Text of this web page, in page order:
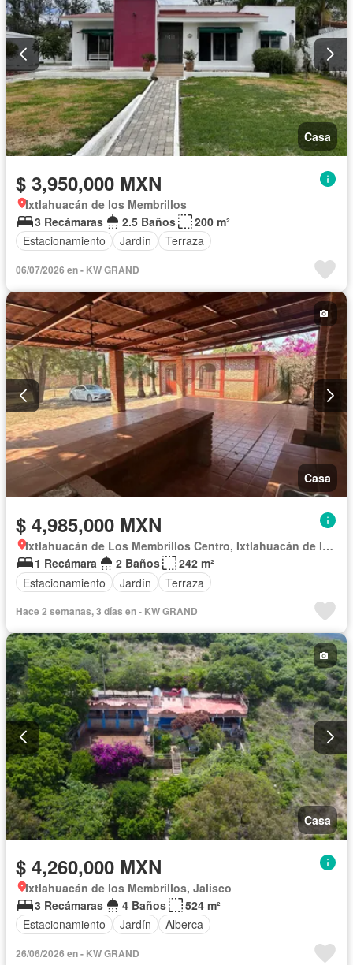
Casa
$ 3,950,000 MXN
Ixtlahuacán de los Membrillos
3 Recámaras
2.5 Baños
200 m²
Estacionamiento
Jardín Terraza
06/07/2026 en - KW GRAND
Casa
$ 4,985,000 MXN
Ixtlahuacán de Los Membrillos Centro, Ixtlahuacán de los Membrillos
1 Recámara
2 Baños
242 m²
Estacionamiento
Jardín Terraza
Hace 2 semanas, 3 días en - KW GRAND
Casa
$ 4,260,000 MXN
Ixtlahuacán de los Membrillos, Jalisco
3 Recámaras
4 Baños
524 m²
Estacionamiento
Jardín Alberca
26/06/2026 en - KW GRAND